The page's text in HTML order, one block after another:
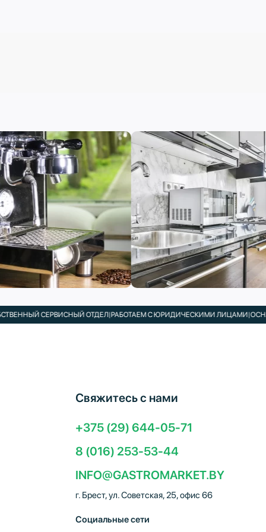
СЕРВИСНЫЙ ОТДЕЛ|РАБОТАЕМ С ЮРИДИЧЕСКИМИ ЛИЦАМИ|
Свяжитесь с нами
+375 (29) 644-05-71
8 (016) 253-53-44
INFO@GASTROMARKET.BY
г. Брест, ул. Советская, 25, офис 66
Социальные сети